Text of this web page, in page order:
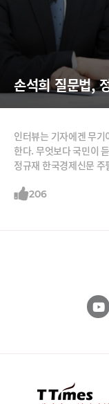
손석희 질문법,
인터뷰는 기자에겐 무
한다. 무엇보다 국민이
정규재 한국경제신문
객이었다. 나이가 각각
206